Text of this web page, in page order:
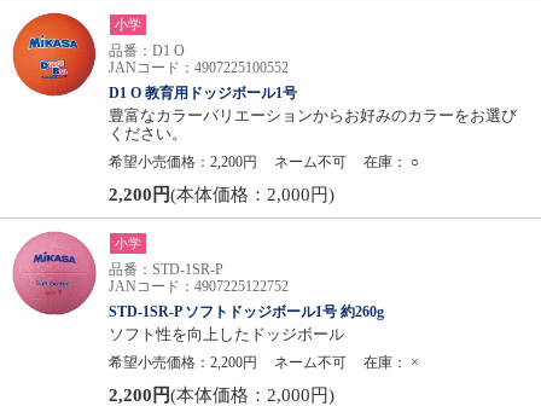
小学
品番：D1 O
JANコード：4907225100552
D1 O 教育用ドッジボール1号
豊富なカラーバリエーションからお好みのカラーをお選び
ください。
希望小売価格：2,200円
ネーム不可 在庫： ○
2,200円(本体価格：2,000円)
小学
品番：STD-1SR-P
JANコード：4907225122752
STD-1SR-P ソフトドッジボール1号 約260g
ソフト性を向上したドッジボール
希望小売価格：2,200円
ネーム不可 在庫： ×
2,200円(本体価格：2,000円)